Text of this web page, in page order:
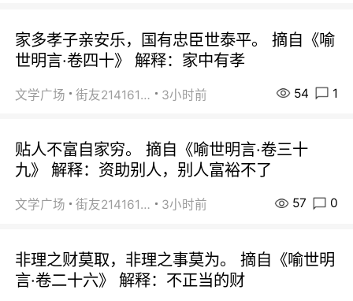
家多孝子亲安乐，国有忠臣世泰平。 摘自《喻
世明言·卷四十》 解释：家中有孝
文学广场 街友21416156 3小时前 54 1
贴人不富自家穷。 摘自《喻世明言·卷三十
九》 解释：资助别人，别人富裕不了
文学广场 街友21416156 3小时前 57 0
非理之财莫取，非理之事莫为。 摘自《喻世明
言·卷二十六》 解释：不正当的财